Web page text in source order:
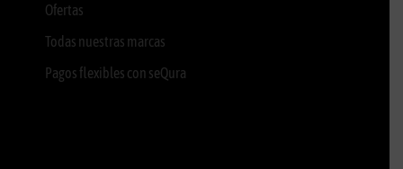
Ofertas
Todas nuestras marcas
Pagos flexibles con seQura